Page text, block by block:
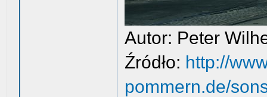
Autor: Peter
Źródło: http://
pommern.de/